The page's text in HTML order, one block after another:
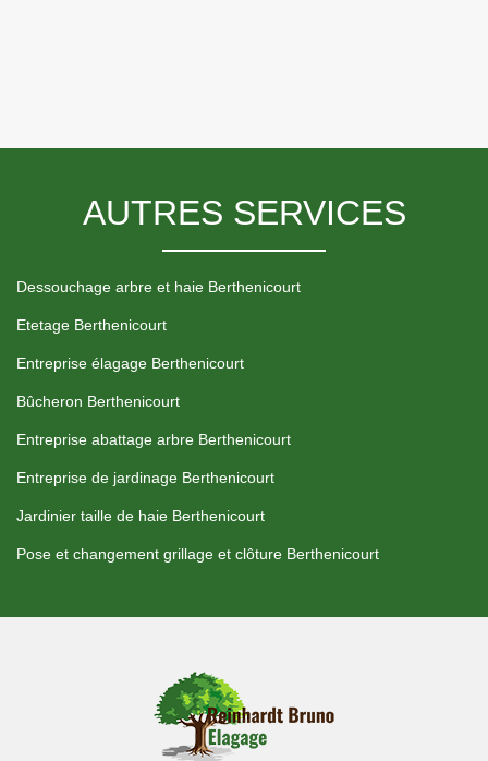
AUTRES SERVICES
Dessouchage arbre et haie Berthenicourt
Etetage Berthenicourt
Entreprise élagage Berthenicourt
Bûcheron Berthenicourt
Entreprise abattage arbre Berthenicourt
Entreprise de jardinage Berthenicourt
Jardinier taille de haie Berthenicourt
Pose et changement grillage et clôture Berthenicourt